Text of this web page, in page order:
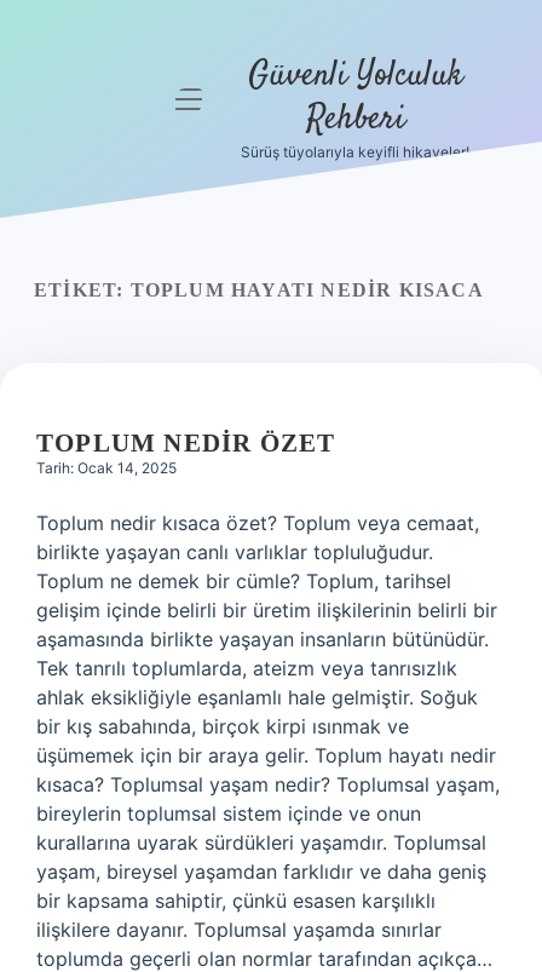
menüyü Güvenli Yolculuk
Rehberi
Sürüş tüyolarıyla keyifli hikayeler!
ETIKET: TOPLUM HAYATI NEDIR KISACA
TOPLUM NEDIR ÖZET
Tarih: Ocak 14, 2025
Toplum nedir kısaca özet? Toplum veya cemaat,
birlikte yaşayan canlı varlıklar topluluğudur.
Toplum ne demek bir cümle? Toplum, tarihsel
gelişim içinde belirli bir üretim ilişkilerinin belirli bir
aşamasında birlikte yaşayan insanların bütünüdür.
Tek tanrılı toplumlarda, ateizm veya tanrısızlık
ahlak eksikliğiyle eşanlamlı hale gelmiştir. Soğuk
bir kış sabahında, birçok kirpi ısınmak ve
üşümemek için bir araya gelir. Toplum hayatı nedir
kısaca? Toplumsal yaşam nedir? Toplumsal yaşam,
bireylerin toplumsal sistem içinde ve onun
kurallarına uyarak sürdükleri yaşamdır. Toplumsal
yaşam, bireysel yaşamdan farklıdır ve daha geniş
bir kapsama sahiptir, çünkü esasen karşılıklı
ilişkilere dayanır. Toplumsal yaşamda sınırlar
toplumda geçerli olan normlar tarafından açıkça…